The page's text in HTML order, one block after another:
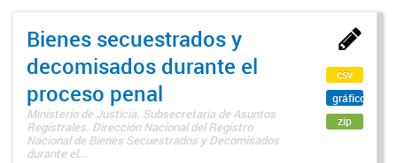
Bienes secuestrados y
decomisados durante el
proceso penal
Ministerio de Justicia. Subsecretaría de Asuntos
Registrales. Dirección Nacional del Registro
Nacional de Bienes Secuestrados y Decomisados
durante el...
csv
gráfico
zip